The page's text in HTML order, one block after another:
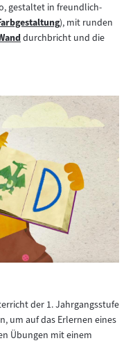
gestaltet in freundlich-
), mit runden
durchbricht und die
der 1. Jahrgangsstufe
um auf das Erlernen eines
Übungen mit einem